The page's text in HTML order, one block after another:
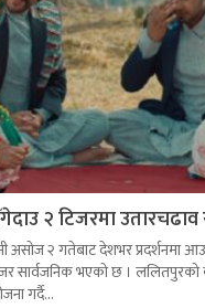
२ टिजरमा
असोज २ गतेबाट देशभर प्रदर्शनमा
सार्वजनिक भएको छ ।
गर्दै...